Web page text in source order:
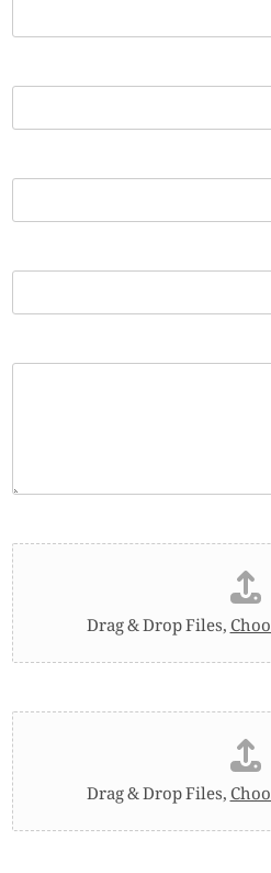
Drag & Drop Files,
Drag & Drop Files,